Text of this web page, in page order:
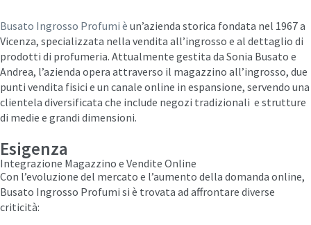
Busato Ingrosso Profumi è un’azienda storica fondata nel 1967 a
Vicenza, specializzata nella vendita all’ingrosso e al dettaglio di
prodotti di profumeria. Attualmente gestita da Sonia Busato e
Andrea, l’azienda opera attraverso il magazzino all’ingrosso, due
punti vendita fisici e un canale online in espansione, servendo una
clientela diversificata che include negozi tradizionali e strutture
di medie e grandi dimensioni.
Esigenza
Integrazione Magazzino e Vendite Online
Con l’evoluzione del mercato e l’aumento della domanda online,
Busato Ingrosso Profumi si è trovata ad affrontare diverse
criticità:​